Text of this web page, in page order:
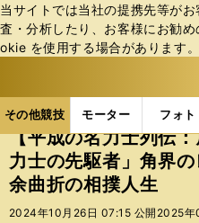
当サイトでは当社の提携先等が
査・分析したり、お客様にお勧
okie を使⽤する場合があります
その他競技 モーター フォト
ス
ポ
ル
テ
ー
その他競技の記事一覧
【平成の名力士列伝
力士の先駆者」角界
余曲折の相撲人生
2024年10月26日 07:15 公開 2025年